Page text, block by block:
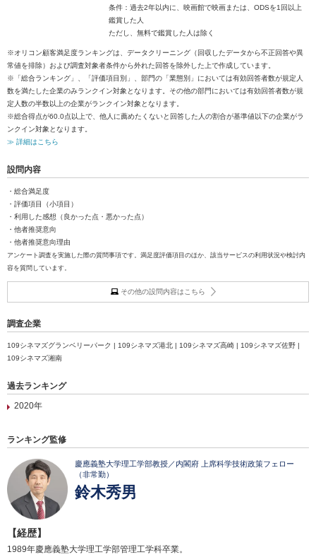
条件：過去2年以内に、映画館で映画または、ODSを1回以上
鑑賞した人
ただし、無料で鑑賞した人は除く
※オリコン顧客満足度ランキングは、データクリーニング（回収したデータから不正回答や異
常値を排除）および調査対象者条件から外れた回答を除外した上で作成しています。
※「総合ランキング」、「評価項目別」、部門の「業態別」においては有効回答者数が規定人
数を満たした企業のみランクイン対象となります。その他の部門においては有効回答者数が規
定人数の半数以上の企業がランクイン対象となります。
※総合得点が60.0点以上で、他人に薦めたくないと回答した人の割合が基準値以下の企業がラ
ンクイン対象となります。
≫ 詳細はこちら
設問内容
・総合満足度
・評価項目（小項目）
・利用した感想（良かった点・悪かった点）
・他者推奨意向
・他者推奨意向理由
アンケート調査を実施した際の質問事項です。満足度評価項目のほか、該当サービスの利用状況や検討内
容を質問しています。
その他の設問内容はこちら
調査企業
109シネマズグランベリーパーク | 109シネマズ港北 | 109シネマズ高崎 | 109シネマズ佐野 |
109シネマズ湘南
過去ランキング
2020年
ランキング監修
慶應義塾大学理工学部教授／内閣府 上席科学技術政策フェロー
（非常勤）
鈴木秀男
【経歴】
1989年慶應義塾大学理工学部管理工学科卒業。